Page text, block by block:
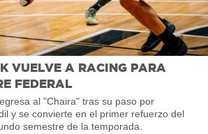
VUELVE A RACING PARA
FEDERAL
al "Chaira" tras su paso por
y se convierte en el primer refuerzo del
semestre de la temporada.